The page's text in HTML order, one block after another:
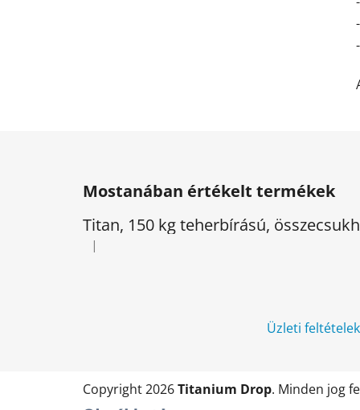
Mostanában értékelt termékek
Titan, 150 kg teherbírású,
A termék értékelése 5-ből 5 csillag.
|
Üzleti feltételek
Copyright 2026Titanium Drop. Minden jog